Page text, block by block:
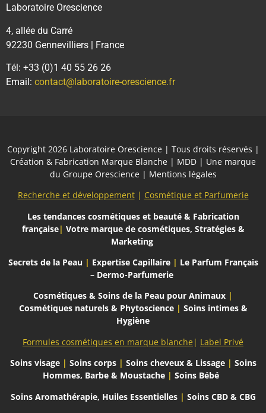
Laboratoire Orescience
4, allée du Carré
92230 Gennevilliers | France
Tél: +33 (0)1 40 55 26 26
Email: contact@laboratoire-orescience.fr
Copyright 2026 Laboratoire Orescience | Tous droits réservés |
Création & Fabrication Marque Blanche | MDD | Une marque
du Groupe Orescience| Mentions légales
Recherche et développement| Cosmétique et Parfumerie
Les tendances cosmétiques et beauté& Fabrication
française| Votre marque de cosmétiques, Stratégies &
Marketing
Secrets de la Peau | Expertise Capillaire| Le Parfum Français
– Dermo-Parfumerie
Cosmétiques & Soins de la Peau pour Animaux |
Cosmétiques naturels & Phytoscience | Soins intimes &
Hygiène
Formules cosmétiques en marque blanche | Label Privé
Soins visage | Soins corps | Soins cheveux & Lissage| Soins
Hommes, Barbe & Moustache | Soins Bébé
Soins Aromathérapie, Huiles Essentielles| Soins CBD & CBG